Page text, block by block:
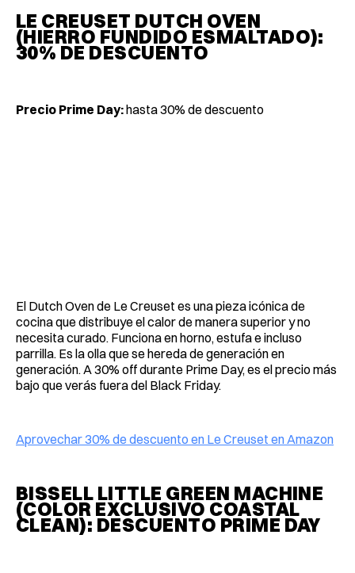
LE CREUSET DUTCH OVEN
(HIERRO FUNDIDO ESMALTADO):
30% DE DESCUENTO
Precio Prime Day:hasta 30% de descuento
El Dutch Oven de Le Creuset es una pieza icónica de
cocina que distribuye el calor de manera superior y no
necesita curado. Funciona en horno, estufa e incluso
parrilla. Es la olla que se hereda de generación en
generación. A 30% off durante Prime Day, es el precio más
bajo que verás fuera del Black Friday.
Aprovechar 30% de descuento en Le Creuset en Amazon
BISSELL LITTLE GREEN MACHINE
(COLOR EXCLUSIVO COASTAL
CLEAN): DESCUENTO PRIME DAY